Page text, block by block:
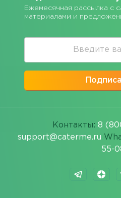
Ежемесячная рассылка с
материалами и
Контакты: 8
support@caterme.ru
55-